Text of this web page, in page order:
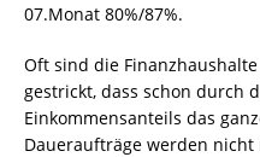
07.Monat 80%/87%.
Oft sind die
gestrickt, dass schon durch
Einkommensanteils das
Daueraufträge werden